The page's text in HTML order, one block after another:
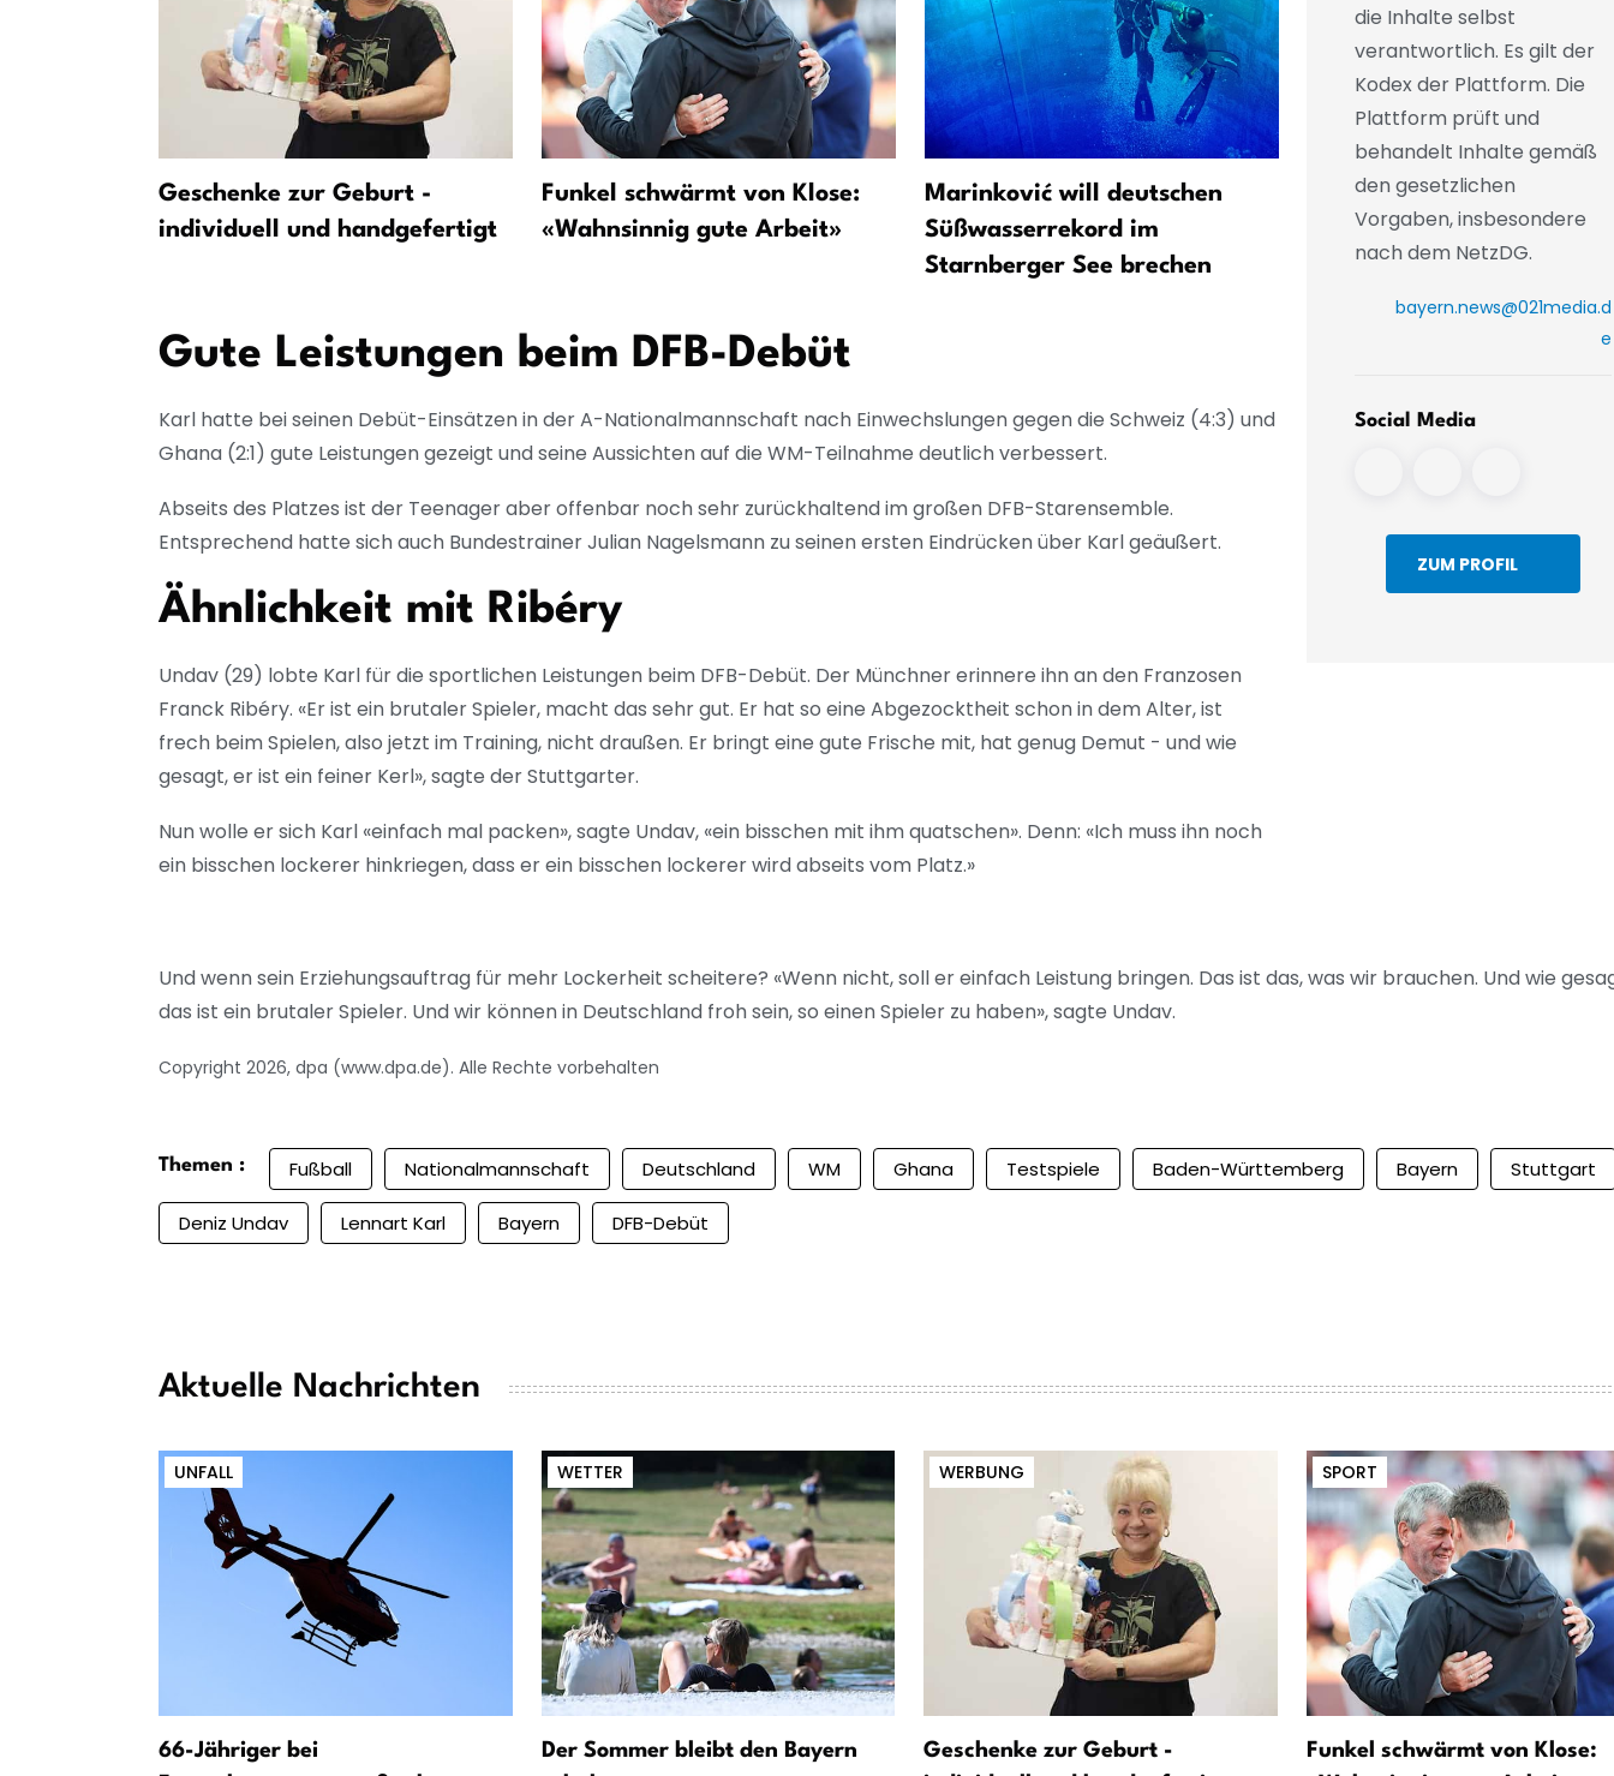
Geschenke zur Geburt -
individuell und handgefertigt
Funkel schwärmt von Klose:
«Wahnsinnig gute Arbeit»
Marinković will deutschen
Süßwasserrekord im
Starnberger See brechen
Bayern blickt schon auf
Supercup - «Messer
Zähnen»
Gute Leistungen beim DFB-Debüt
Karl hatte bei seinen Debüt-Einsätzen in der A-Nationalmannschaft nach Einwechslungen gegen die Schweiz (4:3) und
Ghana (2:1) gute Leistungen gezeigt und seine Aussichten auf die WM-Teilnahme deutlich verbessert.
Abseits des Platzes ist der Teenager aber offenbar noch sehr zurückhaltend im großen DFB-Starensemble.
Entsprechend hatte sich auch Bundestrainer Julian Nagelsmann zu seinen ersten Eindrücken über Karl geäußert.
Ähnlichkeit mit Ribéry
Undav (29) lobte Karl für die sportlichen Leistungen beim DFB-Debüt. Der Münchner erinnere ihn an den Franzosen
Franck Ribéry. «Er ist ein brutaler Spieler, macht das sehr gut. Er hat so eine Abgezocktheit schon in dem Alter, ist
frech beim Spielen, also jetzt im Training, nicht draußen. Er bringt eine gute Frische mit, hat genug Demut - und wie
gesagt, er ist ein feiner Kerl», sagte der Stuttgarter.
Nun wolle er sich Karl «einfach mal packen», sagte Undav, «ein bisschen mit ihm quatschen». Denn: «Ich muss ihn noch
ein bisschen lockerer hinkriegen, dass er ein bisschen lockerer wird abseits vom Platz.»
die Inhalte selbst
verantwortlich. Es gilt der
Kodex der Plattform. Die
Plattform prüft und
behandelt Inhalte gemäß
den gesetzlichen
Vorgaben, insbesondere
nach dem NetzDG.
bayern.news@021media.d
e
Social Media
ZUM PROFIL
Und wenn sein Erziehungsauftrag für mehr Lockerheit scheitere? «Wenn nicht, soll er einfach Leistung bringen. Das ist das, was wir brauchen. Und wie
das ist ein brutaler Spieler. Und wir können in Deutschland froh sein, so einen Spieler zu haben», sagte Undav.
Copyright 2026, dpa (www.dpa.de). Alle Rechte vorbehalten
Themen : Fußball Nationalmannschaft Deutschland WM Ghana Testspiele Baden-Württemberg Bayern Stuttgart
Deniz Undav Lennart Karl Bayern DFB-Debüt
Aktuelle Nachrichten
UNFALL
66-Jähriger bei
WETTER
Der Sommer bleibt den Bayern
WERBUNG
Geschenke zur Geburt -
SPORT
Funkel schwärmt von Klose: